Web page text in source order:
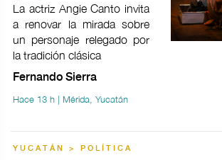
La actriz Angie Canto invita
a renovar la mirada sobre
un personaje relegado por
la tradición clásica
Fernando Sierra
Hace 13 h | Mérida, Yucatán
YUCATÁN > POLÍTICA